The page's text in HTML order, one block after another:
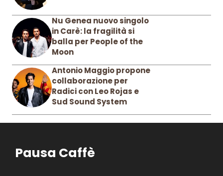
Nu Genea nuovo singolo
in Carè: la fragilità si
balla per People of the
Moon
Antonio Maggio propone
collaborazione per
Radici con Leo Rojas e
Sud Sound System
Pausa Caffè